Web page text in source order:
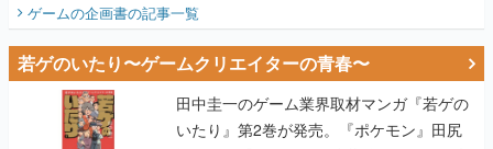
ゲームの企画書の記事一覧
若ゲのいたり〜ゲームクリエイターの青春〜
田中圭一のゲーム業界取材マンガ『若ゲの
いたり』第2巻が発売。『ポケモン』田尻